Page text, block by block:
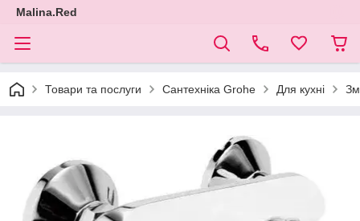
Malina.Red
Товари та послуги Сантехніка Grohe Для кухні